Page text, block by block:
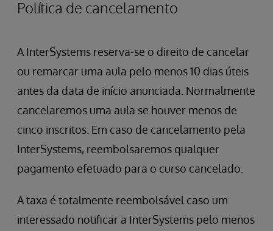
Política de cancelamento
A InterSystems reserva-se o direito de cancelar
ou remarcar uma aula pelo menos 10 dias úteis
antes da data de início anunciada. Normalmente
cancelaremos uma aula se houver menos de
cinco inscritos. Em caso de cancelamento pela
InterSystems, reembolsaremos qualquer
pagamento efetuado para o curso cancelado.
A taxa é totalmente reembolsável caso um
interessado notificar a InterSystems pelo menos